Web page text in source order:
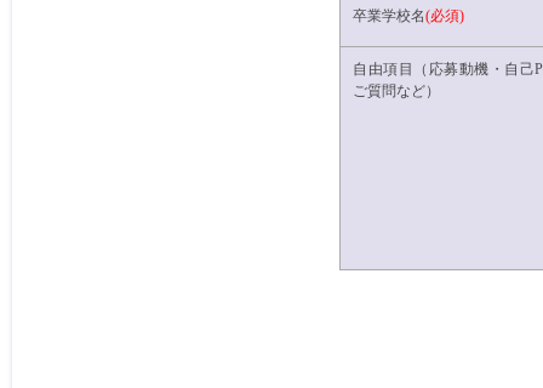
卒業学校名(必須)
自由項目（応募動機・自己
ご質問など）